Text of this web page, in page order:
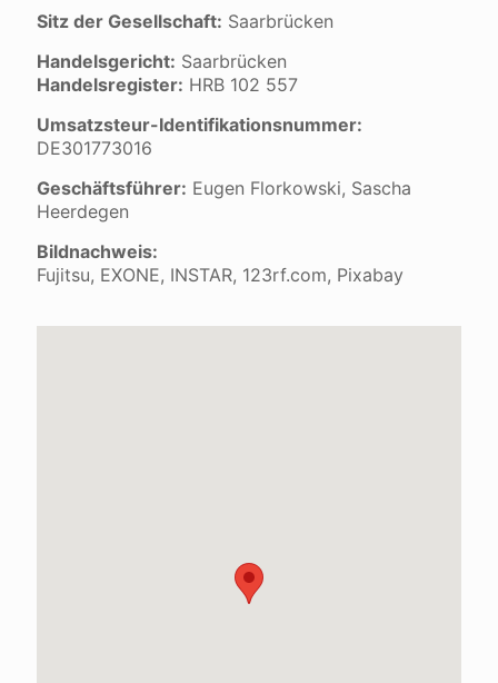
Sitz der Gesellschaft: Saarbrücken
Handelsgericht: Saarbrücken
Handelsregister: HRB 102 557
Umsatzsteur-Identifikationsnummer:
DE301773016
Geschäftsführer: Eugen Florkowski, Sascha
Heerdegen
Bildnachweis:
Fujitsu, EXONE, INSTAR, 123rf.com, Pixabay